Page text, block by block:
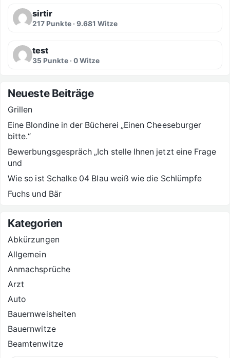
sirtir
217 Punkte · 9.681 Witze
test
35 Punkte · 0 Witze
Neueste Beiträge
Grillen
Eine Blondine in der Bücherei „Einen Cheeseburger
bitte.“
Bewerbungsgespräch „Ich stelle Ihnen jetzt eine Frage
und
Wie so ist Schalke 04 Blau weiß wie die Schlümpfe
Fuchs und Bär
Kategorien
Abkürzungen
Allgemein
Anmachsprüche
Arzt
Auto
Bauernweisheiten
Bauernwitze
Beamtenwitze